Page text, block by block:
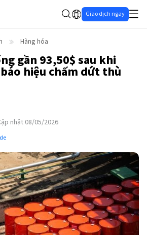
Giao dịch ngay
Hàng hóa
gần 93,50$ sau khi
hiệu chấm dứt thù
nhật 08/05/2026